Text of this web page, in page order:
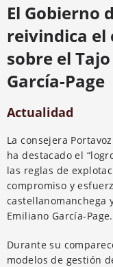
El Gobierno
reivindica el
sobre el
García-Page
Actualidad
La consejera
ha destacado el
las reglas de
compromiso y
castellanomanchega
Emiliano García-Page.
Durante su
modelos de gestión